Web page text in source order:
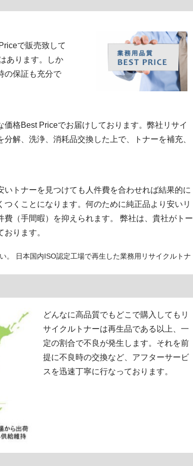
で販売致して
あります。しか
の保証も充分で
格Best Priceでお届けしております。弊社リサイ
解、洗浄、消耗品交換した上で、トナーを補充、
トナーを見つけても人件費を合わせれば結果的に
くことになります。何のために純正品より安いリ
（手間暇）を抑えられます。 弊社は、貴社がトー
ります。
。 日本国内ISO認定工場で再生した業務用リサイクルトナ
どんなに高品質でもどこで購入してもリ
サイクルトナーは再生品である以上、一
定の割合で不良が発生します。それを前
提に不良時の交換など、アフターサービ
スを迅速丁寧に行なっております。